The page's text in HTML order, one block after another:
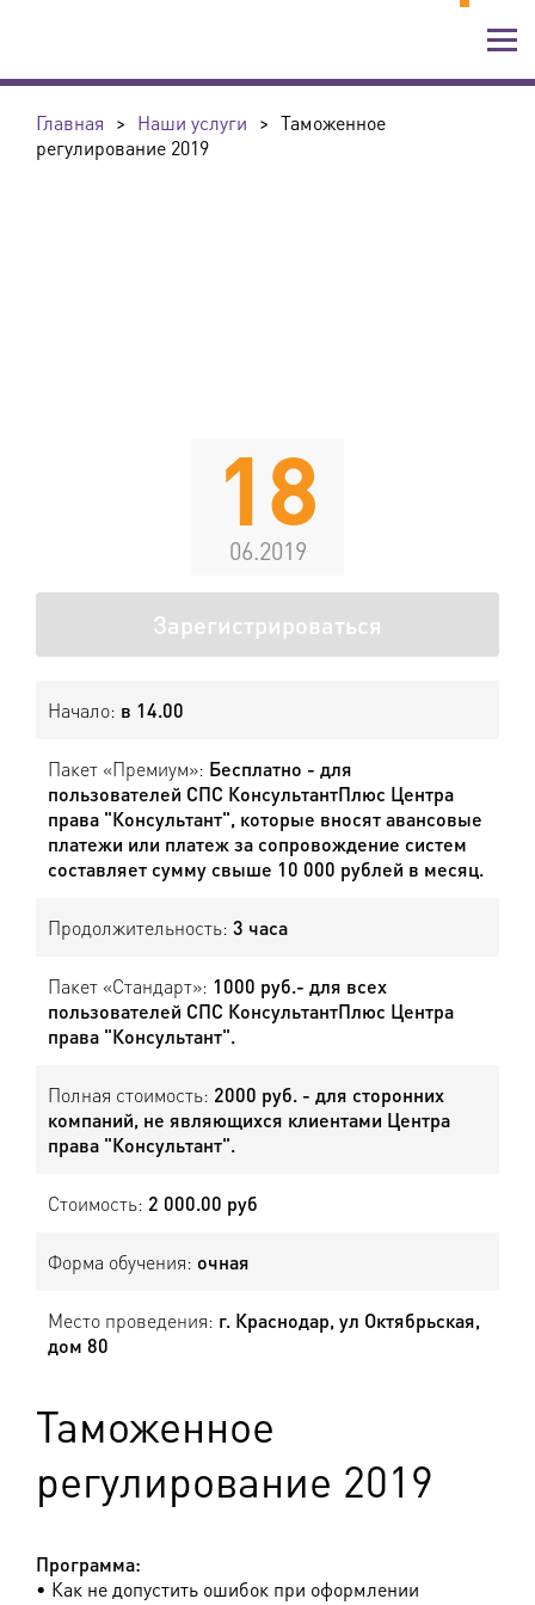
Главная > Наши услуги > Таможенное
регулирование 2019
18
06.2019
Зарегистрироваться
Начало: в 14.00
Пакет «Премиум»: Бесплатно - для
пользователей СПС КонсультантПлюс Центра
права "Консультант", которые вносят авансовые
платежи или платеж за сопровождение систем
составляет сумму свыше 10 000 рублей в месяц.
Продолжительность: 3 часа
Пакет «Стандарт»: 1000 руб.- для всех
пользователей СПС КонсультантПлюс Центра
права "Консультант".
Полная стоимость: 2000 руб. - для сторонних
компаний, не являющихся клиентами Центра
права "Консультант".
Стоимость: 2 000.00 руб
Форма обучения: очная
Место проведения: г. Краснодар, ул Октябрьская,
дом 80
Таможенное
регулирование 2019
Программа:
• Как не допустить ошибок при оформлении